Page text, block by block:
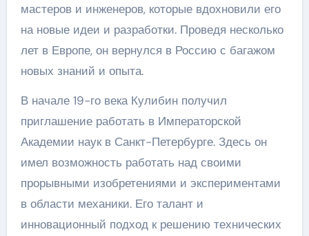
мастеров и инженеров, которые вдохновили его
на новые идеи и разработки. Проведя несколько
лет в Европе, он вернулся в Россию с багажом
новых знаний и опыта.
В начале 19-го века Кулибин получил
приглашение работать в Императорской
Академии наук в Санкт-Петербурге. Здесь он
имел возможность работать над своими
прорывными изобретениями и экспериментами
в области механики. Его талант и
инновационный подход к решению технических